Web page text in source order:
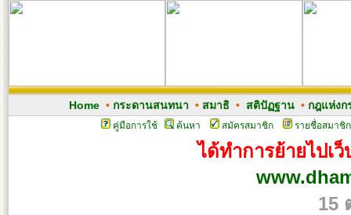
Home• กระดานสนทนา • สมาธิ• สติปัฏฐาน• กฎแห่งก
คู่มือการใช้ ค้นหา สมัครสมาชิก รายชื่อสมาชิก
ได้ทำการย้ายไปเ
15